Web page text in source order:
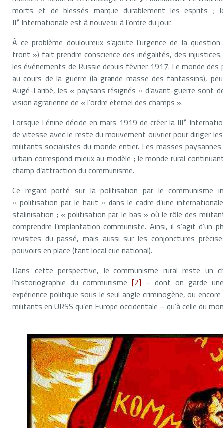
morts et de blessés marque durablement les esprits
IIe Internationale est à nouveau à l’ordre du jour.
À ce problème douloureux s’ajoute l’urgence de la
front ») fait prendre conscience des inégalités, des injustices.
les événements de Russie depuis février 1917. Le monde
au cours de la guerre (la grande masse des fantassins),
Augé-Laribé, les « paysans résignés » d’avant-guerre sont
vision agrarienne de « l’ordre éternel des champs ».
Lorsque Lénine décide en mars 1919 de créer la IIIe
de vitesse avec le reste du mouvement ouvrier pour diriger
militants socialistes du monde entier. Les masses
urbain correspond mieux au modèle ; le monde rural
champ d’attraction du communisme.
Ce regard porté sur la politisation par le communisme
« politisation par le haut » dans le cadre d’une
stalinisation ; « politisation par le bas » où le rôle des
comprendre l’implantation communiste. Ainsi, il s’agit
revisites du passé, mais aussi sur les conjonctures
pouvoirs en place (tant local que national).
Dans cette perspective, le communisme rural reste un
l’historiographie du communisme [2] – dont on garde
expérience politique sous le seul angle criminogène, ou
militants en URSS qu’en Europe occidentale – qu’à celle du